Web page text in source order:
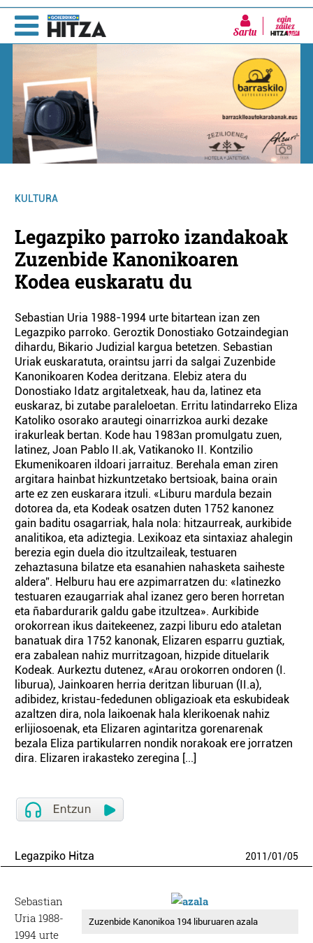
Sartu
KULTURA
Legazpiko parroko izandakoak
Zuzenbide Kanonikoaren
Kodea euskaratu du
Sebastian Uria 1988-1994 urte bitartean izan zen
Legazpiko parroko. Geroztik Donostiako Gotzaindegian
dihardu, Bikario Judizial kargua betetzen. Sebastian
Uriak euskaratuta, oraintsu jarri da salgai Zuzenbide
Kanonikoaren Kodea deritzana. Elebiz atera du
Donostiako Idatz argitaletxeak, hau da, latinez eta
euskaraz, bi zutabe paraleloetan. Erritu latindarreko Eliza
Katoliko osorako arautegi oinarrizkoa aurki dezake
irakurleak bertan. Kode hau 1983an promulgatu zuen,
latinez, Joan Pablo II.ak, Vatikanoko II. Kontzilio
Ekumenikoaren ildoari jarraituz. Berehala eman ziren
argitara hainbat hizkuntzetako bertsioak, baina orain
arte ez zen euskarara itzuli. «Liburu mardula bezain
dotorea da, eta Kodeak osatzen duten 1752 kanonez
gain baditu osagarriak, hala nola: hitzaurreak, aurkibide
analitikoa, eta adiztegia. Lexikoaz eta sintaxiaz ahalegin
berezia egin duela dio itzultzaileak, testuaren
zehaztasuna bilatze eta esanahien nahasketa saiheste
aldera”. Helburu hau ere azpimarratzen du: «latinezko
testuaren ezaugarriak ahal izanez gero beren horretan
eta ñabardurarik galdu gabe itzultzea». Aurkibide
orokorrean ikus daitekeenez, zazpi liburu edo ataletan
banatuak dira 1752 kanonak, Elizaren esparru guztiak,
era zabalean nahiz murritzagoan, hizpide dituelarik
Kodeak. Aurkeztu dutenez, «Arau orokorren ondoren (I.
liburua), Jainkoaren herria deritzan liburuan (II.a),
adibidez, kristau-fededunen obligazioak eta eskubideak
azaltzen dira, nola laikoenak hala klerikoenak nahiz
erlijiosoenak, eta Elizaren agintaritza gorenarenak
bezala Eliza partikularren nondik norakoak ere jorratzen
dira. Elizaren irakasteko zeregina [...]
Legazpiko Hitza 2011/01/05
Zuzenbide Kanonikoa 194 liburuaren azala
Sebastian
Uria 1988-
1994 urte